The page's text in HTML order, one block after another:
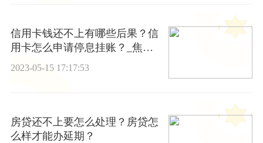
信用卡钱还不上有哪些后果？信
用卡怎么申请停息挂账？_焦点
2023-05-15 17:17:53
房贷还不上要怎么处理？房贷怎
么样才能办延期？